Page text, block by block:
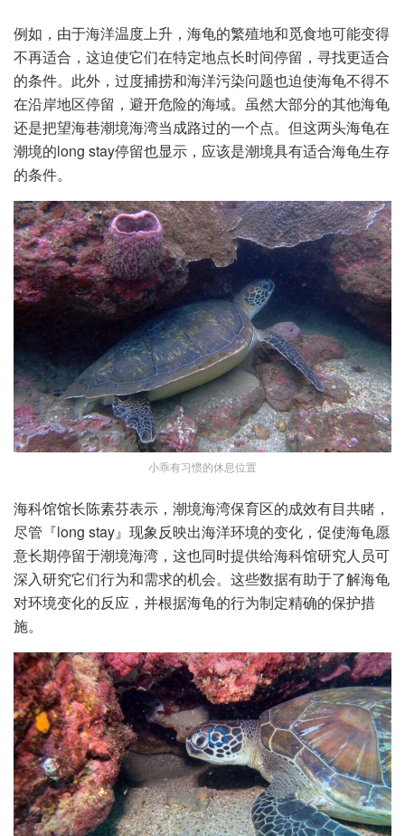
例如，由于海洋温度上升，海龟的繁殖地和觅食地可能变得
不再适合，这迫使它们在特定地点长时间停留，寻找更适合
的条件。此外，过度捕捞和海洋污染问题也迫使海龟不得不
在沿岸地区停留，避开危险的海域。虽然大部分的其他海龟
还是把望海巷潮境海湾当成路过的一个点。但这两头海龟在
潮境的long stay停留也显示，应该是潮境具有适合海龟生存
的条件。
小乖有习惯的休息位置
海科馆馆长陈素芬表示，潮境海湾保育区的成效有目共睹，
尽管『long stay』现象反映出海洋环境的变化，促使海龟愿
意长期停留于潮境海湾，这也同时提供给海科馆研究人员可
深入研究它们行为和需求的机会。这些数据有助于了解海龟
对环境变化的反应，并根据海龟的行为制定精确的保护措
施。